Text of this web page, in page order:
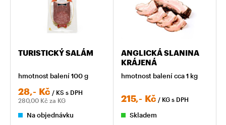
TURISTICKÝ SALÁM
hmotnost balení 100 g
28,- Kč / KS s DPH
280,00 Kč za KG
Na objednávku
ANGLICKÁ SLANINA
KRÁJENÁ
hmotnost balení cca 1 kg
215,- Kč / KG s DPH
Skladem